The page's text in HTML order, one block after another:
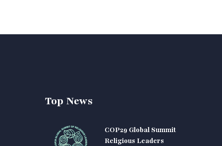
Top News
COP29 Global Summit
Religious Leaders